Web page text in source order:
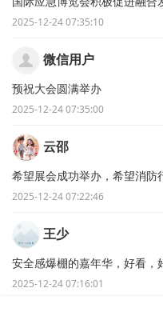
2025-12-24 07:35:10
微信用户
预祝大会圆满举办
2025-12-24 07:35:00
云邵
希望展会成功举办，希望消防
2025-12-24 07:22:46
王少
安全感爆棚的嘉年华，好看，
2025-12-24 07:16:01